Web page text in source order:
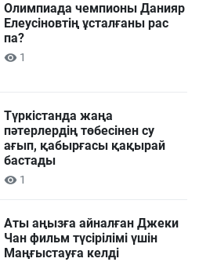
Олимпиада чемпионы Данияр
Елеусіновтің ұсталғаны рас
па?
1
Түркістанда жаңа
пәтерлердің төбесінен су
ағып, қабырғасы қақырай
бастады
1
Аты аңызға айналған Джеки
Чан фильм түсірілімі үшін
Маңғыстауға келді